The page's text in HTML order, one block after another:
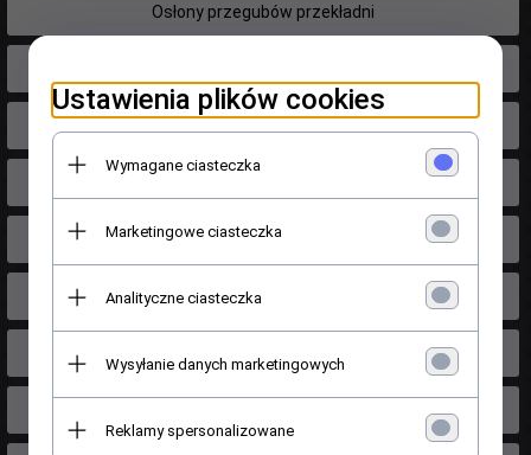
Osłony przegubów przekładni
Poduszki silnika skrzyni
Pompy oleju silnika
Ustawienia plików cookies
Wymagane ciasteczka
Marketingowe ciasteczka
Analityczne ciasteczka
Wysyłanie danych marketingowych
Reklamy spersonalizowane